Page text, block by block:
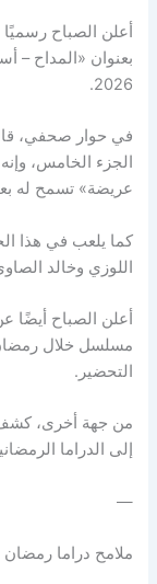
أعلن الصباح
بعنوان «المداح –
2026.
في حوار صحفي، قال
الجزء الخامس،
عريضة» تسمح له
كما يلعب في هذا
اللوزي وخالد
أعلن الصباح أيضًا
التحضير.
من جهة أخرى، كشف
إلى الدراما
—
ملامح دراما رمضان 2026 بوجه عام